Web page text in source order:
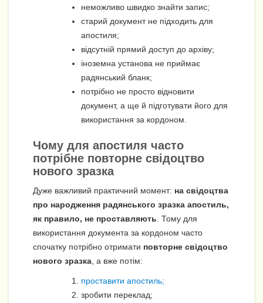
неможливо швидко знайти запис;
старий документ не підходить для
апостиля;
відсутній прямий доступ до архіву;
іноземна установа не приймає
радянський бланк;
потрібно не просто відновити
документ, а ще й підготувати його для
використання за кордоном.
Чому для апостиля часто
потрібне повторне свідоцтво
нового зразка
Дуже важливий практичний момент: на свідоцтва
про народження радянського зразка апостиль,
як правило, не проставляють . Тому для
використання документа за кордоном часто
спочатку потрібно отримати повторне свідоцтво
нового зразка , а вже потім:
проставити апостиль;
зробити переклад;